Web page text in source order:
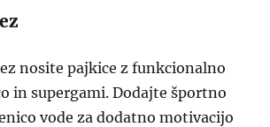
nosite pajkice z funkcionalno
in supergami. Dodajte športno
vode za dodatno motivacijo